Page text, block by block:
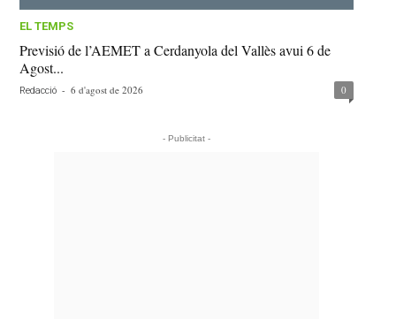
EL TEMPS
Previsió de l’AEMET a Cerdanyola del Vallès avui 6 de
Agost...
Redacció - 6 d'agost de 2026 0
- Publicitat -